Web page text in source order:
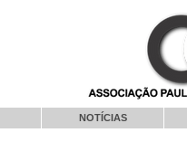
NOTÍCIAS